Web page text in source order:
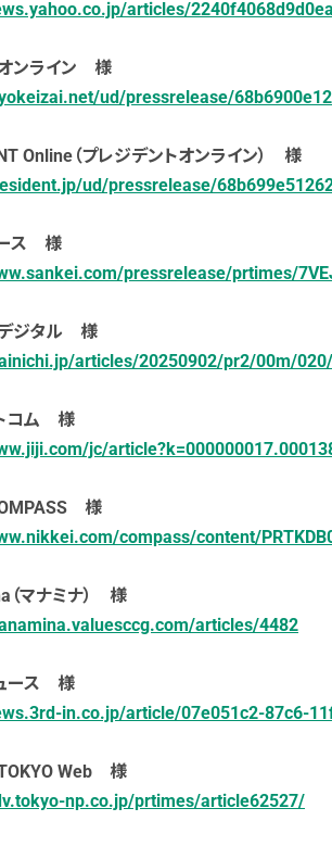
articles/
ンライン 様
ud/pressrelease/
Online（プレジデントオンライン） 様
ud/pressrelease/
ス 様
pressrelease/prtimes/
ジタル 様
articles/20250902/pr2/00m/
コム 様
jc/
様
compass/content/
（マナミナ） 様
articles/4482
ース 様
in.co.jp/article/07e051c2-87c6-
Web 様
np.co.jp/prtimes/article62527/